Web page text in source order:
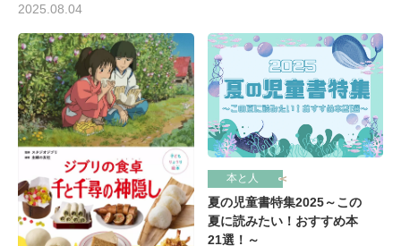
2025.08.04
本と人
夏の児童書特集2025～この
夏に読みたい！おすすめ本
21選！～